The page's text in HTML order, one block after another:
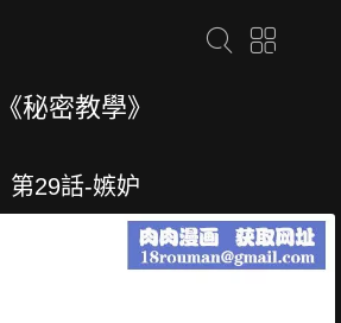
《秘密教學》
第29話-嫉妒